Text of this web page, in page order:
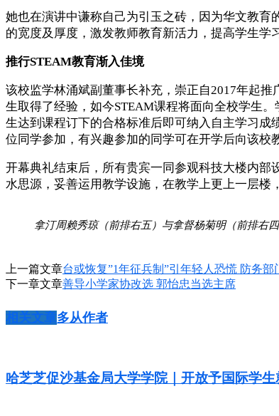
她也在演讲中谦称自己为引玉之砖，因为华文教
的宽度及厚度，激发教师教育新活力，提高学生学
推行STEAM教育渐入佳境
该校监学林涌斌副董事长补充，崇正自2017年起
生取得了经验，如今STEAM课程将面向全校学生
生达到课程订下的合格标准后即可纳入自主学习成
位同学参加，有兴趣参加的同学可在开学后向该校
开幕典礼结束后，所有贵宾一同参观科技大楼内
水思源，妥善运用教学设施，在教学上更上一层楼
拿汀周赖秀琼（前排右五）与拿督杨菊明（前排右
上一篇文章台或恢复”1年征兵制”引年轻人恐慌 防务部
下一章文章善导小学家协改选 郭怡忠当选主席
相关文章多从作者
哈芝芝促沙基金局大学学院｜开放予国际学生